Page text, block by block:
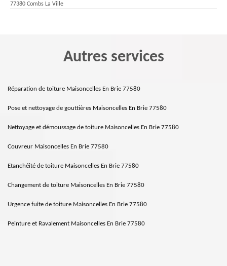
77380 Combs La Ville
Autres services
Réparation de toiture Maisoncelles En Brie 77580
Pose et nettoyage de gouttières Maisoncelles En Brie 77580
Nettoyage et démoussage de toiture Maisoncelles En Brie 77580
Couvreur Maisoncelles En Brie 77580
Etanchéité de toiture Maisoncelles En Brie 77580
Changement de toiture Maisoncelles En Brie 77580
Urgence fuite de toiture Maisoncelles En Brie 77580
Peinture et Ravalement Maisoncelles En Brie 77580